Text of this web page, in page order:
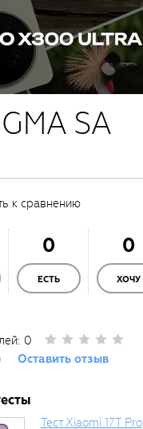
SA
к сравнению
0
ЕСТЬ
0
ХОЧУ
0
Оставить отзыв
Тест Xiaomi 17T Pro